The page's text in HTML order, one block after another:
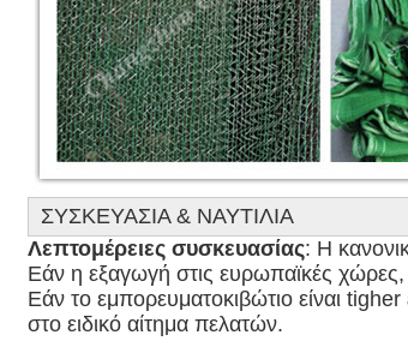
ΣΥΣΚΕΥΑΣΙΑ & ΝΑΥΤΙΛΙΑ
Λεπτομέρειες συσκευασίας: Η
Εάν η εξαγωγή στις ευρωπαϊκές χώρες,
Εάν το εμπορευματοκιβώτιο είναι
στο ειδικό αίτημα πελατών.